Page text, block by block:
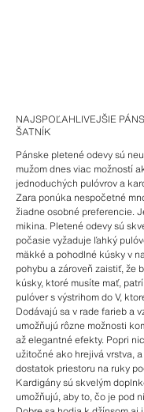
NAJSPOĽAHLIVEJŠIE
ŠATNÍK
Pánske pletené odevy sú
mužom dnes viac možností
jednoduchých pulóvrov a
Zara ponúka nespočetné
žiadne osobné preferencie.
mikina. Pletené odevy sú
počasie vyžaduje ľahký
mäkké a pohodlné kúsky v
pohybu a zároveň zaistiť, že
kúsky, ktoré musíte mať,
pulóver s výstrihom do V,
Dodávajú sa v rade farieb a
umožňujú rôzne možnosti
až elegantné efekty. Popri
užitočné ako hrejivá vrstva,
dostatok priestoru na ruky
Kardigány sú skvelým
umožňujú, aby to, čo je pod